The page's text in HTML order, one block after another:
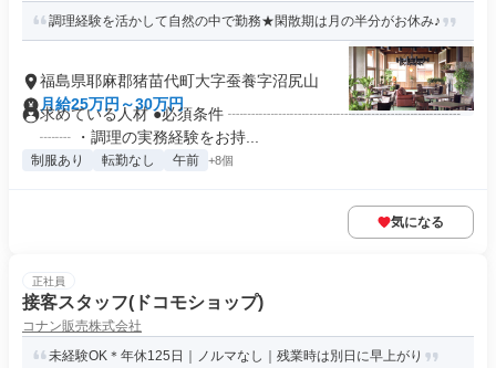
調理経験を活かして自然の中で勤務★閑散期は月の半分がお休み♪
福島県耶麻郡猪苗代町大字蚕養字沼尻山
月給25万円～30万円
求めている人材 ●必須条件 ┈┈┈┈┈┈┈┈┈┈┈┈┈┈┈
┈┈ ・調理の実務経験をお持...
制服あり 転勤なし 午前 +8個
気になる
正社員
接客スタッフ(ドコモショップ)
コナン販売株式会社
未経験OK＊年休125日｜ノルマなし｜残業時は別日に早上がり